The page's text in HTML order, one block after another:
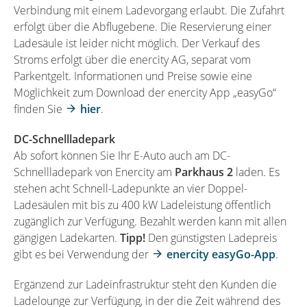
Verbindung mit einem Ladevorgang erlaubt. Die Zufahrt
erfolgt über die Abflugebene. Die Reservierung einer
Ladesäule ist leider nicht möglich. Der Verkauf des
Stroms erfolgt über die enercity AG, separat vom
Parkentgelt. Informationen und Preise sowie eine
Möglichkeit zum Download der enercity App „easyGo“
finden Sie
hier.
DC-Schnellladepark
Ab sofort können Sie Ihr E-Auto auch am DC-
Schnellladepark von Enercity am Parkhaus 2 laden. Es
stehen acht Schnell-Ladepunkte an vier Doppel-
Ladesäulen mit bis zu 400 kW Ladeleistung öffentlich
zugänglich zur Verfügung. Bezahlt werden kann mit allen
gängigen Ladekarten. Tipp! Den günstigsten Ladepreis
gibt es bei Verwendung der
enercity easyGo-App.
Ergänzend zur Ladeinfrastruktur steht den Kunden die
Ladelounge zur Verfügung, in der die Zeit während des